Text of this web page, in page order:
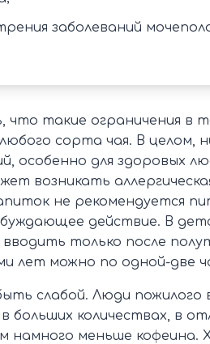
заболеваний
такие ограничения в
сорта чая. В целом,
особенно для здоровых
возникать
не рекомендуется
действие. В
только после
лет можно по одной-две
слабой. Люди пожилого
больших количествах, в
намного меньше